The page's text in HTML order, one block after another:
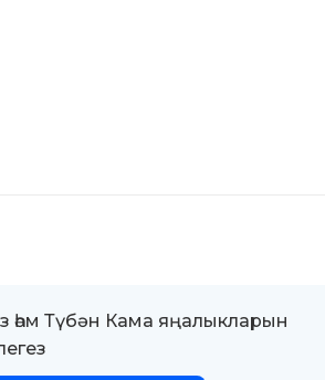
Түбән Кама яңалыкларын